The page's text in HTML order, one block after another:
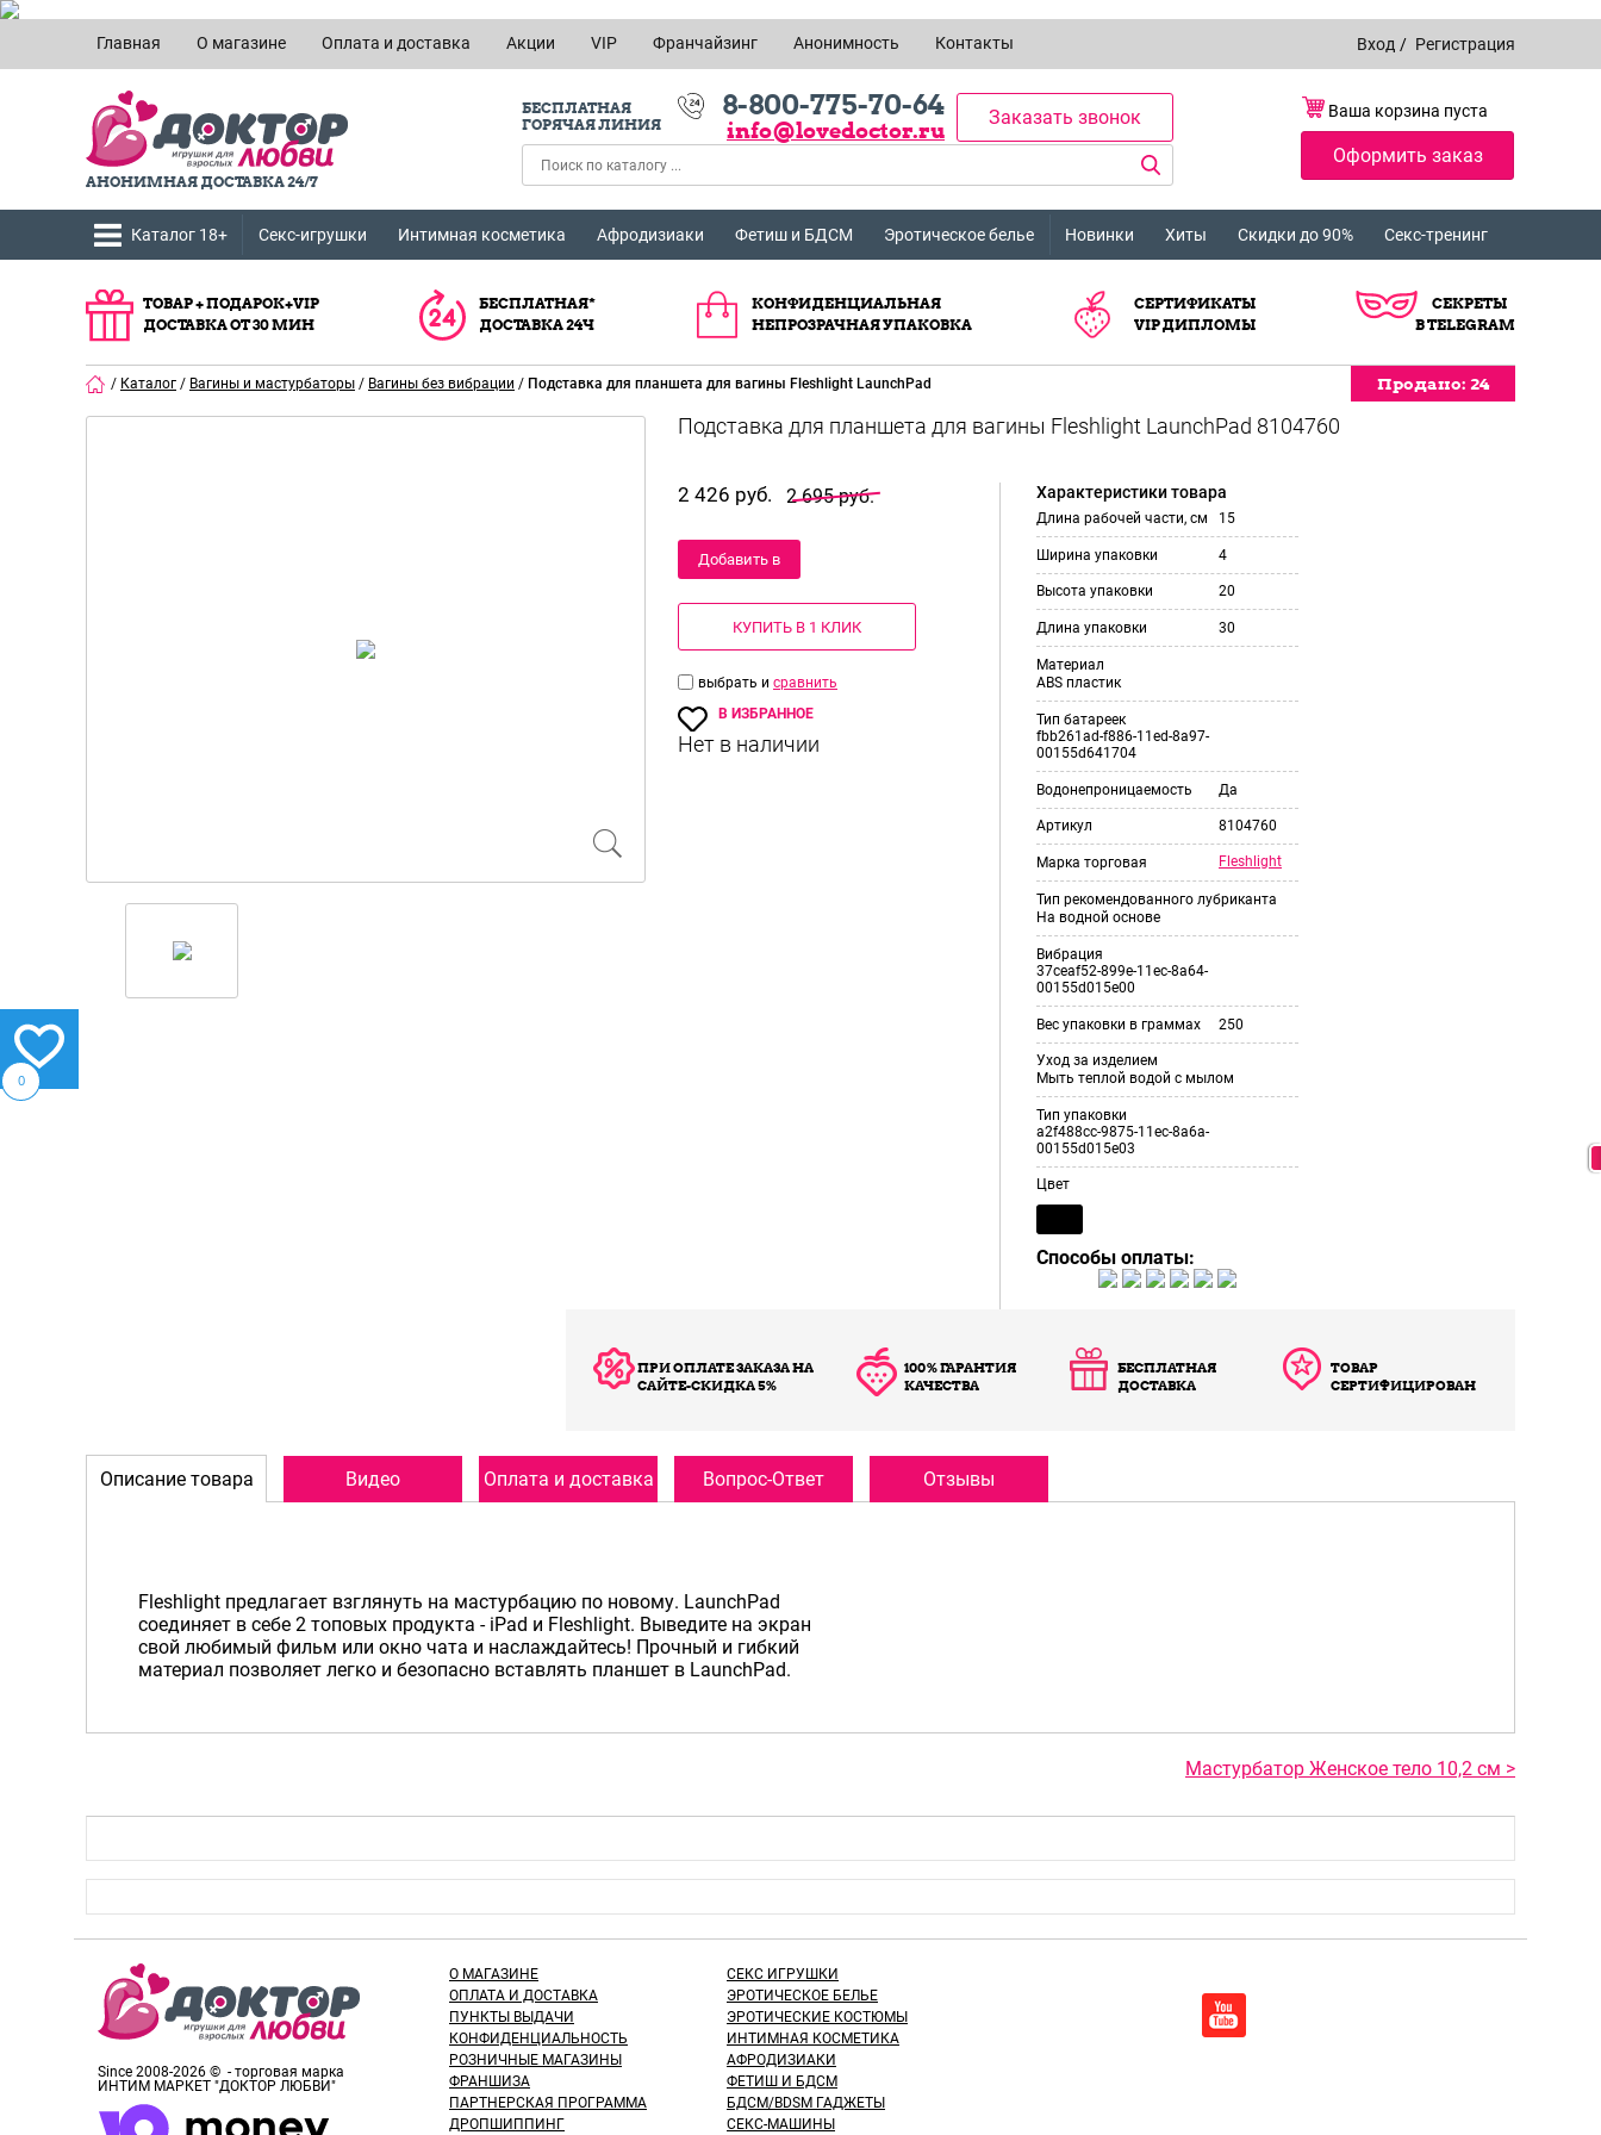
Главная О магазине Оплата и доставка Акции VIP Франчайзинг Анонимность Контакты Вход / Регистрация
АНОНИМНАЯ ДОСТАВКА 24/7
БЕСПЛАТНАЯ
ГОРЯЧАЯ ЛИНИЯ
8-800-775-70-64
info@lovedoctor.ru
Заказать звонок Ваша корзина пуста
Оформить заказ
Каталог 18+ Секс-игрушки Интимная косметика Афродизиаки Фетиш и БДСМ Эротическое белье Новинки Хиты Скидки до 90% Секс-тренинг
ТОВАР + ПОДАРОК+VIP
ДОСТАВКА ОТ 30 МИН
БЕСПЛАТНАЯ*
ДОСТАВКА 24Ч
КОНФИДЕНЦИАЛЬНАЯ
НЕПРОЗРАЧНАЯ УПАКОВКА
СЕРТИФИКАТЫ
VIP ДИПЛОМЫ
СЕКРЕТЫ
В TELEGRAM
/ Каталог / Вагины и мастурбаторы / Вагины без вибрации / Подставка для планшета для вагины Fleshlight LaunchPad Продано: 24
2 426 руб. 2 695 руб.
Добавить в
корзину
КУПИТЬ В 1 КЛИК
выбрать и сравнить
В ИЗБРАННОЕ
Характеристики товара
Длина рабочей части, см 15
Ширина упаковки 4
Высота упаковки 20
Длина упаковки 30
Материал
ABS пластик
Тип батареек
fbb261ad-f886-11ed-8a97-
00155d641704
Водонепроницаемость Да
Артикул 8104760
Марка торговая Fleshlight
Тип рекомендованного лубриканта
На водной основе
Вибрация
37ceaf52-899e-11ec-8a64-
00155d015e00
Вес упаковки в граммах 250
Уход за изделием
Мыть теплой водой с мылом
Тип упаковки
a2f488cc-9875-11ec-8a6a-
00155d015e03
Цвет
Способы оплаты:
ПРИ ОПЛАТЕ ЗАКАЗА НА
САЙТЕ-СКИДКА 5%
100% ГАРАНТИЯ
КАЧЕСТВА
БЕСПЛАТНАЯ
ДОСТАВКА
ТОВАР
СЕРТИФИЦИРОВАН
Описание товара Видео Оплата и доставка Вопрос-Ответ Отзывы
Fleshlight предлагает взглянуть на мастурбацию по новому. LaunchPad
соединяет в себе 2 топовых продукта - iPad и Fleshlight. Выведите на экран
свой любимый фильм или окно чата и наслаждайтесь! Прочный и гибкий
материал позволяет легко и безопасно вставлять планшет в LaunchPad.
Мастурбатор Женское тело 10,2 см >
Since 2008-2026 © - торговая марка
ИНТИМ МАРКЕТ "ДОКТОР ЛЮБВИ"
О МАГАЗИНЕ
ОПЛАТА И ДОСТАВКА
ПУНКТЫ ВЫДАЧИ
КОНФИДЕНЦИАЛЬНОСТЬ
РОЗНИЧНЫЕ МАГАЗИНЫ
ФРАНШИЗА
ПАРТНЕРСКАЯ ПРОГРАММА
ДРОПШИППИНГ
СЕКС ИГРУШКИ
ЭРОТИЧЕСКОЕ БЕЛЬЕ
ЭРОТИЧЕСКИЕ КОСТЮМЫ
ИНТИМНАЯ КОСМЕТИКА
АФРОДИЗИАКИ
ФЕТИШ И БДСМ
БДСМ/BDSM ГАДЖЕТЫ
СЕКС-МАШИНЫ
0